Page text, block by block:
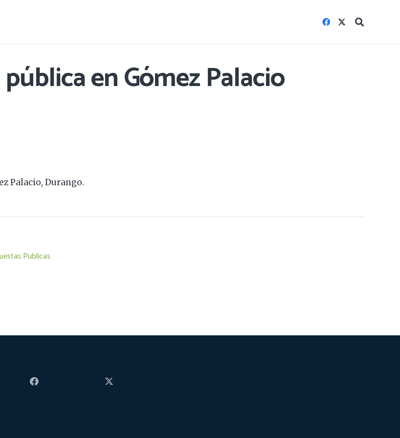
en Gómez Palacio
Palacio, Durango.
Publicas